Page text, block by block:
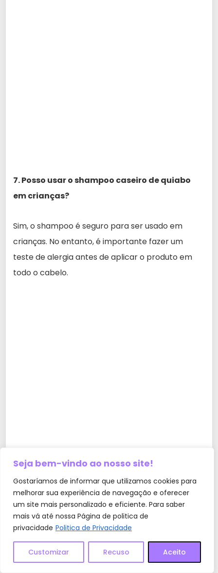
Seja bem-vindo ao nosso site!
Gostaríamos de informar que utilizamos cookies para
melhorar sua experiência de navegação e oferecer
um site mais personalizado e eficiente. Para saber
mais vá até nossa Página de politica de
privacidade Politica de Privacidade
Customizar Recuso Aceito
7. Posso usar o shampoo caseiro de quiabo
em crianças?
Sim, o shampoo é seguro para ser usado em
crianças. No entanto, é importante fazer um
teste de alergia antes de aplicar o produto em
todo o cabelo.
8. O shampoo caseiro de quiabo tem cheiro?
Sim, o shampoo possui um leve odor natural de